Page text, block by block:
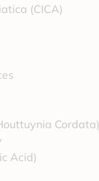
(CICA)
Cordata)
Acid)